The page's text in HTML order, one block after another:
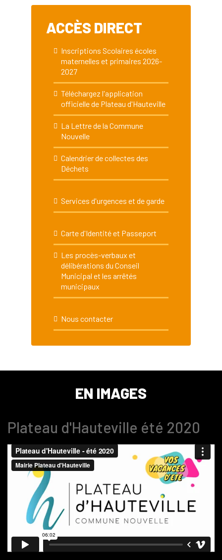
ACCÈS DIRECT
Inscriptions Scolaires écoles
maternelles et primaires 2026-
2027
Téléchargez l'application
officielle de Plateau d'Hauteville
La Lettre de la Commune
Nouvelle
Calendrier de collectes des
Déchets
Services d'urgences et de garde
Carte d'Identité et Passeport
Les procès-verbaux et
délibérations du Conseil
Municipal et les arrêtés
municipaux
Nous contacter
EN IMAGES
Plateau d'Hauteville été 2020